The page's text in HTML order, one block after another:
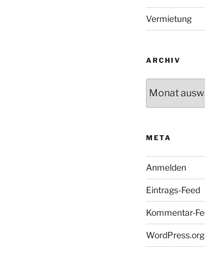
Vermietung
ARCHIV
META
Anmelden
Eintrags-Feed
Kommentar-
WordPress.org